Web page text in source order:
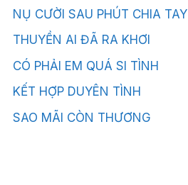
NỤ CƯỜI SAU PHÚT CHIA TAY
THUYỀN AI ĐÃ RA KHƠI
CÓ PHẢI EM QUÁ SI TÌNH
KẾT HỢP DUYÊN TÌNH
SAO MÃI CÒN THƯƠNG